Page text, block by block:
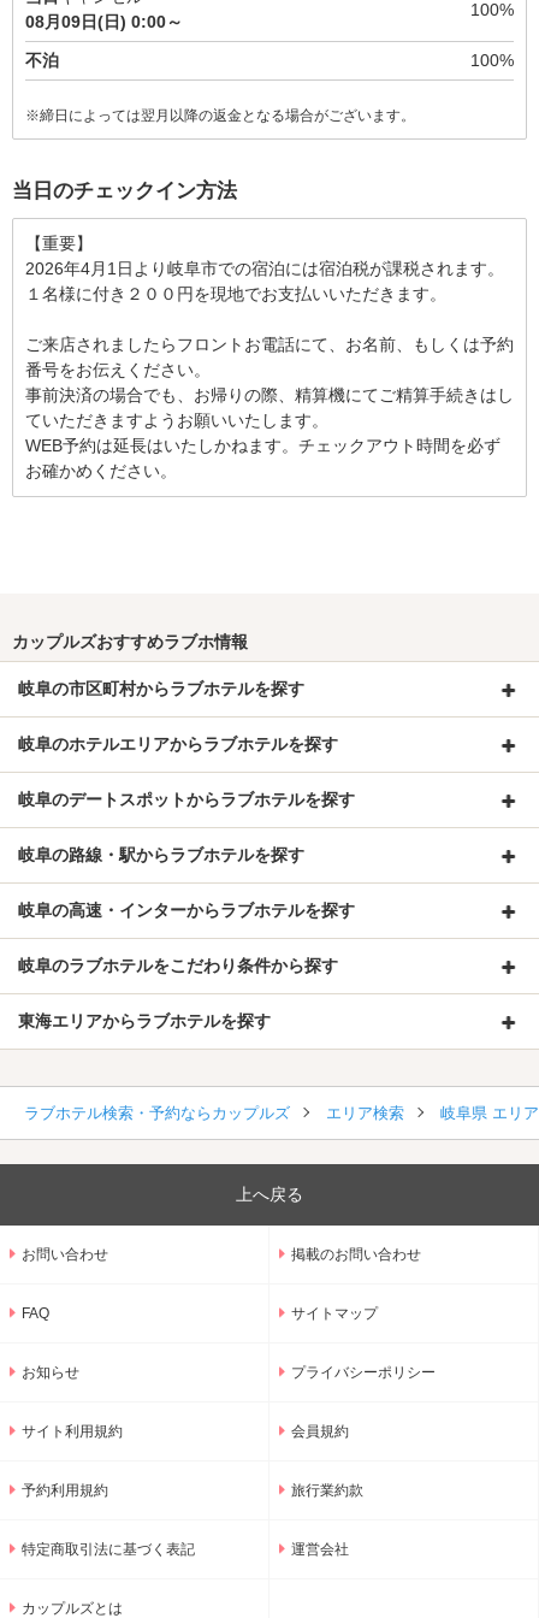
08月09日(日) 0:00～
100%
不泊 100%
※締日によっては翌月以降の返金となる場合がございます。
当日のチェックイン方法
【重要】
2026年4月1日より岐阜市での宿泊には宿泊税が課税されます。
１名様に付き２００円を現地でお支払いいただきます。
ご来店されましたらフロントお電話にて、お名前、もしくは予約
番号をお伝えください。
事前決済の場合でも、お帰りの際、精算機にてご精算手続きはし
ていただきますようお願いいたします。
WEB予約は延長はいたしかねます。チェックアウト時間を必ず
お確かめください。
カップルズおすすめラブホ情報
岐阜の市区町村からラブホテルを探す
岐阜のホテルエリアからラブホテルを探す
岐阜のデートスポットからラブホテルを探す
岐阜の路線・駅からラブホテルを探す
岐阜の高速・インターからラブホテルを探す
岐阜のラブホテルをこだわり条件から探す
東海エリアからラブホテルを探す
ラブホテル検索・予約ならカップルズ エリア検索 岐阜県 エリ
上へ戻る
お問い合わせ 掲載のお問い合わせ
FAQ サイトマップ
お知らせ プライバシーポリシー
サイト利用規約 会員規約
予約利用規約 旅行業約款
特定商取引法に基づく表記 運営会社
カップルズとは